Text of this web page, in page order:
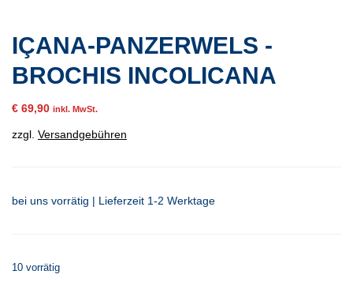
IÇANA-PANZERWELS -
BROCHIS INCOLICANA
€ 69,90 inkl. MwSt.
zzgl. Versandgebühren
bei uns vorrätig | Lieferzeit 1-2 Werktage
10 vorrätig